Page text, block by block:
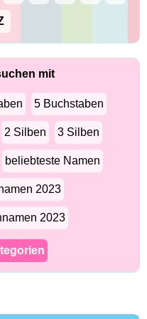
mit
5 Buchstaben
2 Silben 3 Silben
beliebteste Namen
2023
2023